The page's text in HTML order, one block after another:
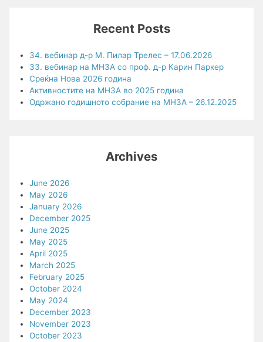
Recent Posts
34. вебинар д-р М. Пилар Трелес – 17.06.2026
33. вебинар на МНЗА со проф. д-р Карин Паркер
Среќна Нова 2026 година
Активностите на МНЗА во 2025 година
Одржано годишното собрание на МНЗА – 26.12.2025
Archives
June 2026
May 2026
January 2026
December 2025
June 2025
May 2025
April 2025
March 2025
February 2025
October 2024
May 2024
December 2023
November 2023
October 2023